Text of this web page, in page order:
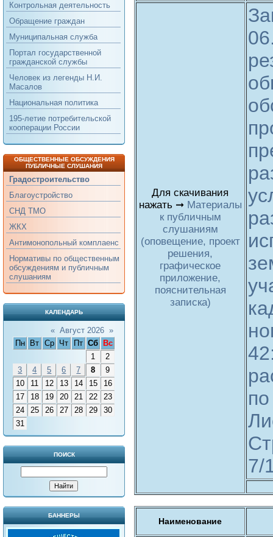
Контрольная деятельность
Обращение граждан
Муниципальная служба
Портал государственной
гражданской службы
Человек из легенды Н.И.
Масалов
Национальная политика
195-летие потребительской
кооперации России
ОБЩЕСТВЕННЫЕ ОБСУЖДЕНИЯ
ПУБЛИЧНЫЕ СЛУШАНИЯ
Градостроительство
Благоустройство
СНД ТМО
ЖКХ
Антимонопольный комплаенс
Нормативы по общественным
обсуждениям и публичным
слушаниям
КАЛЕНДАРЬ
« Август 2026 »
Пн
Вт Ср Чт Пт Сб
Вс
1
2
3
4 5 6 7 8
9
10
11 12 13 14 15
16
17
18 19 20 21 22
23
24
25 26 27 28 29
30
31
ПОИСК
БАННЕРЫ
Для скачивания
нажать ➞ Материалы
к публичным
слушаниям
(оповещение, проект
решения,
графическое
приложение,
пояснительная
записка)
7/
Наименование